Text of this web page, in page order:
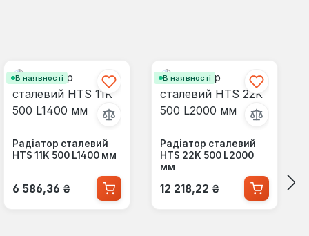
В наявності
Радіатор сталевий
HTS 11K 500 L1400 мм
Звичайна ціна:
6 586,36 ₴
В наявності
Радіатор сталевий
HTS 22K 500 L2000
мм
Звичайна ціна:
12 218,22 ₴